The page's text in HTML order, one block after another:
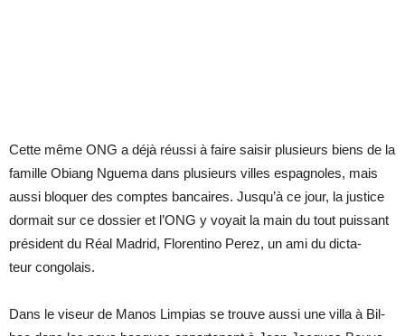
Cette même ONG a déjà réussi à faire sai­sir plu­sieurs biens de la
fa­mille Obiang Nguema dans plu­sieurs villes es­pa­gnoles, mais
aussi blo­quer des comptes ban­caires. Jus­qu’à ce jour, la jus­tice
dor­mait sur ce dos­sier et l’ONG y voyait la main du tout puis­sant
pré­sident du Réal Ma­drid, Flo­ren­tino Perez, un ami du dic­ta­
teur congo­lais.
Dans le vi­seur de Ma­nos Lim­pias se trouve aussi une villa à Bil­